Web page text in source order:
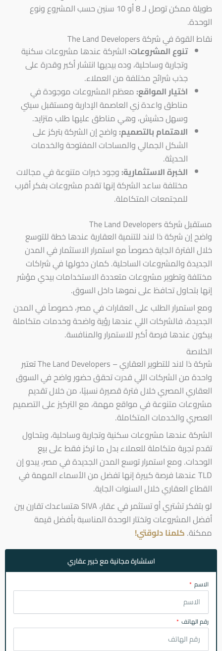
طويلة ممكن توصل لـ 8 أو 10 سنين حسب المشروع ونوع
الوحدة.
نقاط القوة في شركة The Land Developers
تنوع المشروعات: الشركة عندها مشروعات سكنية
وتجارية وساحلية، وده بيديها انتشار أكبر وقدرة على
جذب شرائح مختلفة من العملاء.
اختيار المواقع: معظم المشروعات موجودة في
مناطق واعدة زي العاصمة الإدارية ومستقبل سيتي
وسهل حشيش، وهي مناطق عليها طلب متزايد.
الاهتمام بالتصميم: واضح إن الشركة بتركز على
الشكل الجمالي والمساحات المفتوحة والخدمات
الحديثة.
الخبرة الاستثمارية: وجود خبرات متنوعة في مجالات
مختلفة ساعد الشركة إنها تقدم مشروعات بفكر أقرب
للمجتمعات المتكاملة.
مستقبل شركة The Land Developers
واضح إن شركة ذا لاند للتنمية العقارية عندها خطة للتوسع
خلال الفترة الجاية خصوصاً مع استمرار الاستثمار في المدن
الجديدة والمشروعات الساحلية. كمان دخولها في شراكات
مختلفة وتطوير مشروعات متعددة الاستخدامات بيدي مؤشر
إنها بتحاول تحافظ على نموها داخل السوق.
ومع استمرار الطلب على العقارات في مصر، خصوصاً في المدن
الجديدة، فالشركات اللي عندها رؤية واضحة وخدمات متكاملة
بيكون عندها فرصة أكبر للاستمرار والمنافسة.
الخلاصة
شركة ذا لاند للتطوير العقاري – The Land Developers تعتبر
واحدة من الشركات اللي قدرت تحقق حضور واضح في السوق
العقاري المصري خلال فترة قصيرة نسبيًا، من خلال تقديم
مشروعات متنوعة في مواقع مهمة، مع التركيز على التصميم
العصري والخدمات المتكاملة.
الشركة عندها مشروعات سكنية وتجارية وساحلية، وبتحاول
تقدم تجربة متكاملة للعملاء بدل ما تركز فقط على بيع
الوحدات. ومع استمرار توسع المدن الجديدة في مصر، يبدو إن
TLD عندها فرصة كبيرة إنها تفضل من الأسماء المهمة في
القطاع العقاري خلال السنوات الجاية.
لو بتفكر تشتري أو تستثمر في عقار، SIVA هتساعدك تقارن بين
أفضل المشروعات وتختار الوحدة المناسبة بأفضل قيمة
ممكنة. كلمنا دلوقتي!
استشارة مجانية مع خبير عقاري
الاسم
رقم الهاتف